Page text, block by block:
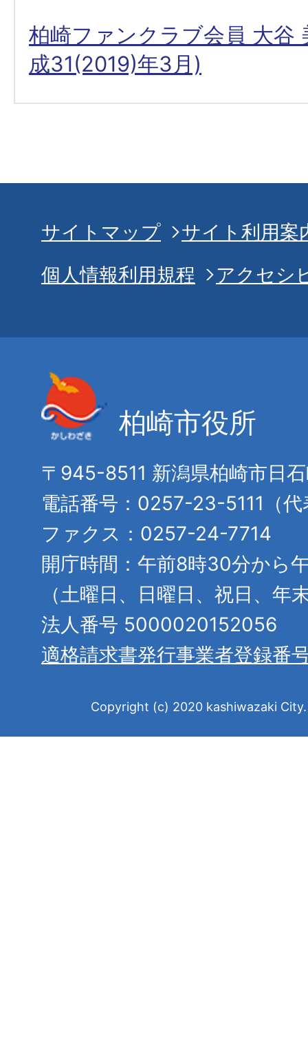
柏崎ファンクラブ会員 大谷
成31(2019)年3月)
サイトマップ
サイト利用案
個人情報利用規程
アクセシ
柏崎市役所
〒945-8511 新潟県柏崎市日
電話番号：0257-23-5111（代
ファクス：0257-24-7714
開庁時間：午前8時30分から
（土曜日、日曜日、祝日、年
法人番号 5000020152056
適格請求書発行事業者登録番
Copyright (c) 2020 kashiwazaki